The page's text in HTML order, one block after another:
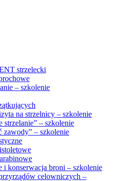
strzelecki
– szkolenie
na strzelnicy – szkolenie
strzelanie” – szkolenie
zawody” – szkolenie
i konserwacja broni – szkolenie
celowniczych –